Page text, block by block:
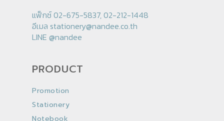
แฟ็กซ์ 02-675-5837, 02-212-1448
อีเมล stationery@nandee.co.th
LINE @nandee
PRODUCT
Promotion
Stationery
Notebook